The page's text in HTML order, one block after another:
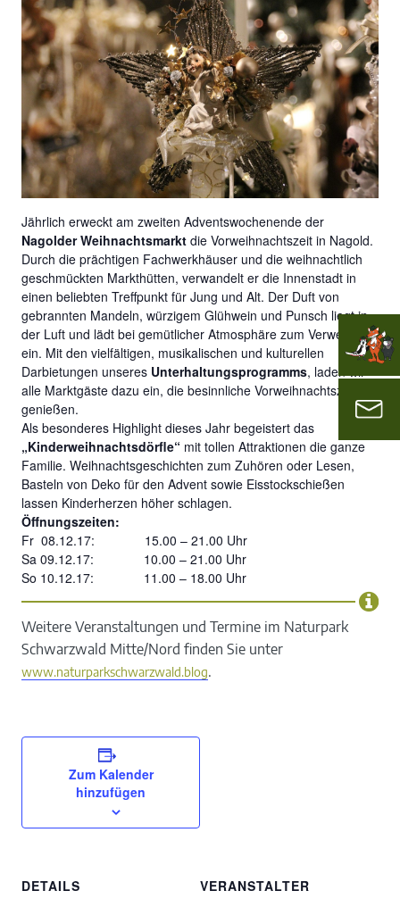
Jährlich erweckt am zweiten Adventswochenende der
Nagolder Weihnachtsmarkt die Vorweihnachtszeit in Nagold.
Durch die prächtigen Fachwerkhäuser und die weihnachtlich
geschmückten Markthütten, verwandelt er die Innenstadt in
einen beliebten Treffpunkt für Jung und Alt. Der Duft von
gebrannten Mandeln, würzigem Glühwein und Punsch liegt in
der Luft und lädt bei gemütlicher Atmosphäre zum Verweilen
ein. Mit den vielfältigen, musikalischen und kulturellen
Darbietungen unseres Unterhaltungsprogramms, laden wir
alle Marktgäste dazu ein, die besinnliche Vorweihnachtszeit zu
genießen.
Als besonderes Highlight dieses Jahr begeistert das
„Kinderweihnachtsdörfle“ mit tollen Attraktionen die ganze
Familie. Weihnachtsgeschichten zum Zuhören oder Lesen,
Basteln von Deko für den Advent sowie Eisstockschießen
lassen Kinderherzen höher schlagen.
Öffnungszeiten:
Fr 08.12.17: 15.00 – 21.00 Uhr
Sa 09.12.17: 10.00 – 21.00 Uhr
So 10.12.17: 11.00 – 18.00 Uhr
Weitere Veranstaltungen und Termine im Naturpark
Schwarzwald Mitte/Nord finden Sie unter
www.naturparkschwarzwald.blog.
Zum Kalender
hinzufügen
DETAILS
VERANSTALTER